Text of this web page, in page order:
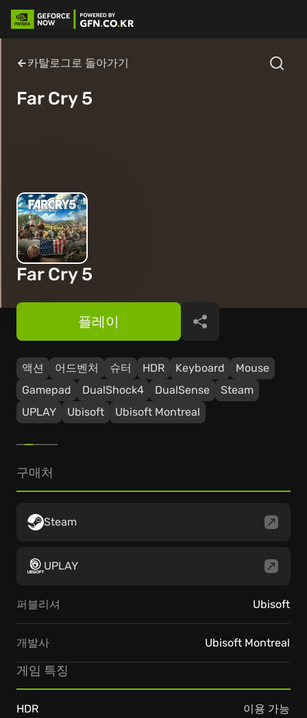
카탈로그로 돌아가기
Far Cry 5
Far Cry 5
액션 어드벤처 슈터 HDR Keyboard
Mouse
Gamepad
DualShock4 DualSense
Steam
UPLAY
Ubisoft Ubisoft Montreal
플레이 공유
구매처
Steam
UPLAY
퍼블리셔 Ubisoft
개발사 Ubisoft Montreal
게임 특징
HDR 이용 가능